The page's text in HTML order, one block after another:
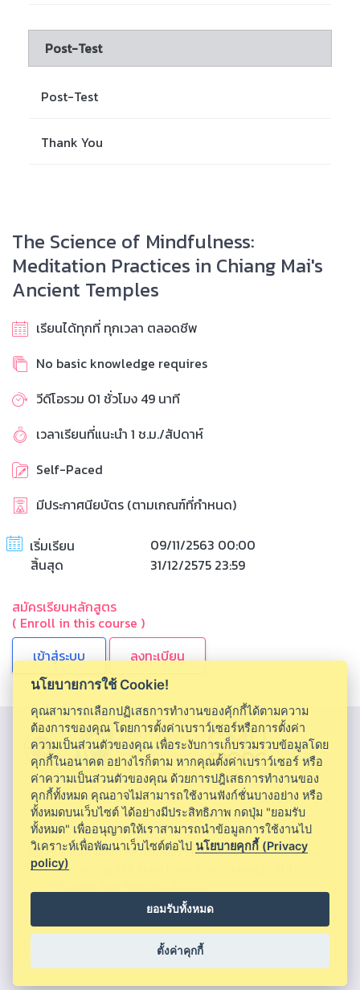
Post-Test
Post-Test
Thank You
The Science of Mindfulness:
Meditation Practices in Chiang Mai's
Ancient Temples
เรียนได้ทุกที่ ทุกเวลา ตลอดชีพ
No basic knowledge requires
วีดีโอรวม 01 ชั่วโมง 49 นาที
เวลาเรียนที่แนะนำ 1 ช.ม./สัปดาห์
Self-Paced
มีประกาศนียบัตร (ตามเกณฑ์ที่กำหนด)
เริ่มเรียน
09/11/2563 00:00
สิ้นสุด
31/12/2575 23:59
สมัครเรียนหลักสูตร
( Enroll in this course )
ลงทะเบียน
CMU MOOC |Chiang Mai University
Information Technology Service Center, Chiang Mai
University 239, Huay Kaew Road,Muang District,
053943855 ,053943820 ,053943856
นโยบายการใช้ Cookie!
คุณสามารถเลือกปฏิเสธการทำงานของคุ้กกี้ได้ตามความ
ต้องการของคุณ โดยการตั้งค่าเบราว์เซอร์หรือการตั้งค่า
ความเป็นส่วนตัวของคุณ เพื่อระงับการเก็บรวมรวบข้อมูลโดย
คุกกี้ในอนาคต อย่างไรก็ตาม หากคุณตั้งค่าเบราว์เซอร์ หรือ
ค่าความเป็นส่วนตัวของคุณ ด้วยการปฎิเสธการทำงานของ
คุกกี้ทั้งหมด คุณอาจไม่สามารถใช้งานฟังก์ชั่นบางอย่าง หรือ
ทั้งหมดบนเว็บไซต์ ได้อย่างมีประสิทธิภาพ กดปุ่ม "ยอมรับ
ทั้งหมด" เพื่ออนุญาตให้เราสามารถนำข้อมูลการใช้งานไป
วิเคราะห์เพื่อพัฒนาเว็บไซต์ต่อไปนโยบายคุกกี้ (Privacy
policy)
ยอมรับทั้งหมด
ตั้งค่าคุกกี้